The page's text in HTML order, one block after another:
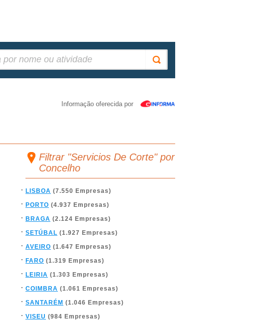
Informação oferecida por
Filtrar "Servicios De Corte" por
Concelho
LISBOA (7.550 Empresas)
PORTO (4.937 Empresas)
BRAGA (2.124 Empresas)
SETÚBAL (1.927 Empresas)
AVEIRO (1.647 Empresas)
FARO (1.319 Empresas)
LEIRIA (1.303 Empresas)
COIMBRA (1.061 Empresas)
SANTARÉM (1.046 Empresas)
VISEU (984 Empresas)